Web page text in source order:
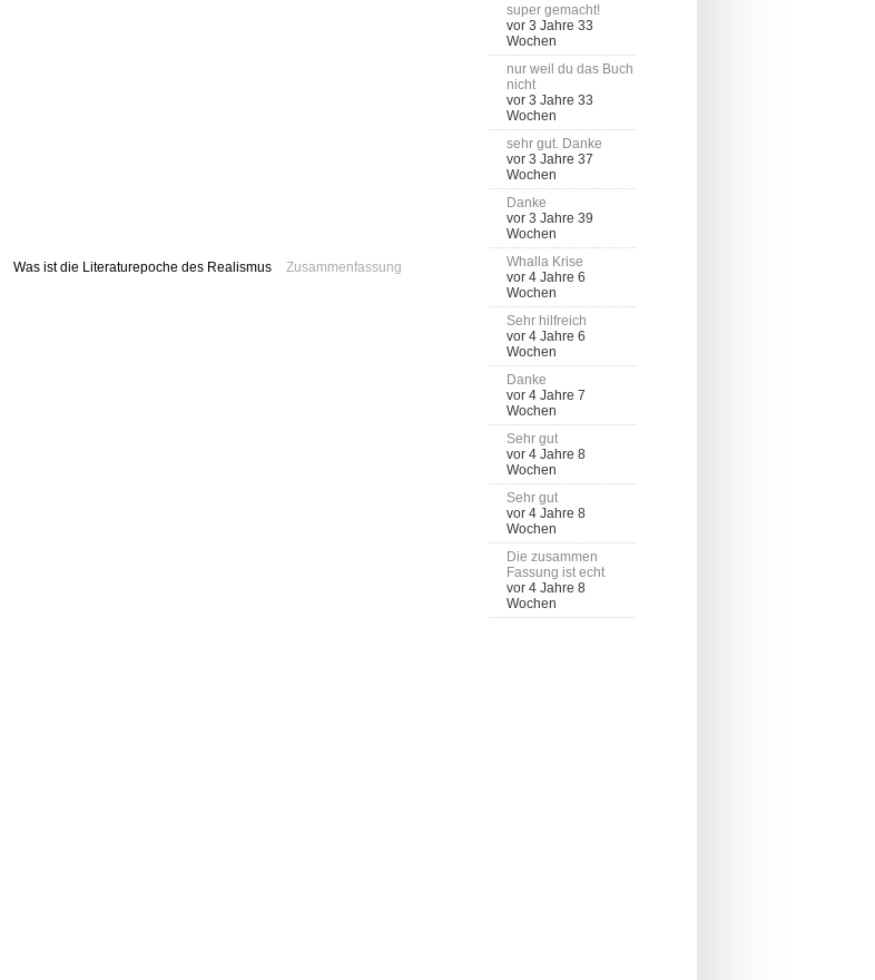
Was ist die Literaturepoche des Realismus
Zusammenfassung
super gemacht!
vor 3 Jahre 33
Wochen
nur weil du das Buch
nicht
vor 3 Jahre 33
Wochen
sehr gut. Danke
vor 3 Jahre 37
Wochen
Danke
vor 3 Jahre 39
Wochen
Whalla Krise
vor 4 Jahre 6
Wochen
Sehr hilfreich
vor 4 Jahre 6
Wochen
Danke
vor 4 Jahre 7
Wochen
Sehr gut
vor 4 Jahre 8
Wochen
Sehr gut
vor 4 Jahre 8
Wochen
Die zusammen
Fassung ist echt
vor 4 Jahre 8
Wochen